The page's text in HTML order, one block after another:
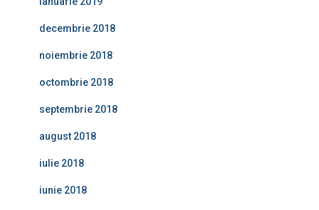
decembrie 2018
noiembrie 2018
octombrie 2018
septembrie 2018
august 2018
iulie 2018
iunie 2018